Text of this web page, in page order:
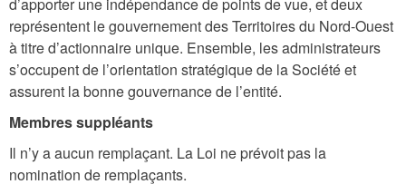
représentent le gouvernement des Territoires du Nord-Ouest
à titre d’actionnaire unique. Ensemble, les administrateurs
s’occupent de l’orientation stratégique de la Société et
assurent la bonne gouvernance de l’entité.
Membres suppléants
Il n’y a aucun remplaçant. La Loi ne prévoit pas la
nomination de remplaçants.